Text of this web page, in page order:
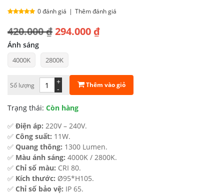
0 đánh giá | Thêm đánh giá
420.000₫
Giá
gốc
là:
420.000 ₫.
294.000 ₫
Giá
hiện
tại
294.000 ₫.
Ánh sáng
4000K 2800K
Số lượng -
+ Thêm vào giỏ
Trạng thái: Còn hàng
✅ Điện áp: 220V – 240V.
✅ Công suất: 11W.
✅ Quang thông: 1300 Lumen.
✅ Màu ánh sáng: 4000K / 2800K.
✅ Chỉ số màu: CRI 80.
✅ Kích thước: Ø95*H105.
✅ Chỉ số bảo vệ: IP 65.